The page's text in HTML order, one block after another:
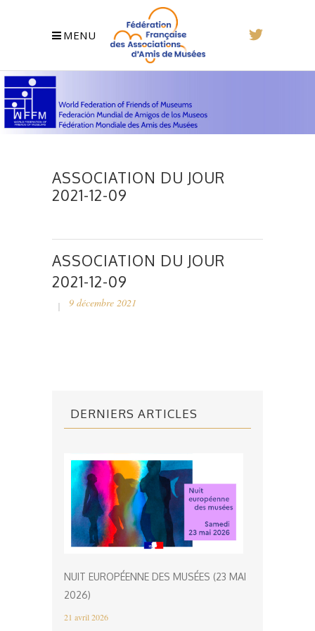
MENU
ASSOCIATION DU JOUR
2021-12-09
ASSOCIATION DU JOUR
2021-12-09
9 décembre 2021
DERNIERS ARTICLES
NUIT EUROPÉENNE DES MUSÉES (23 MAI
2026)
21 avril 2026